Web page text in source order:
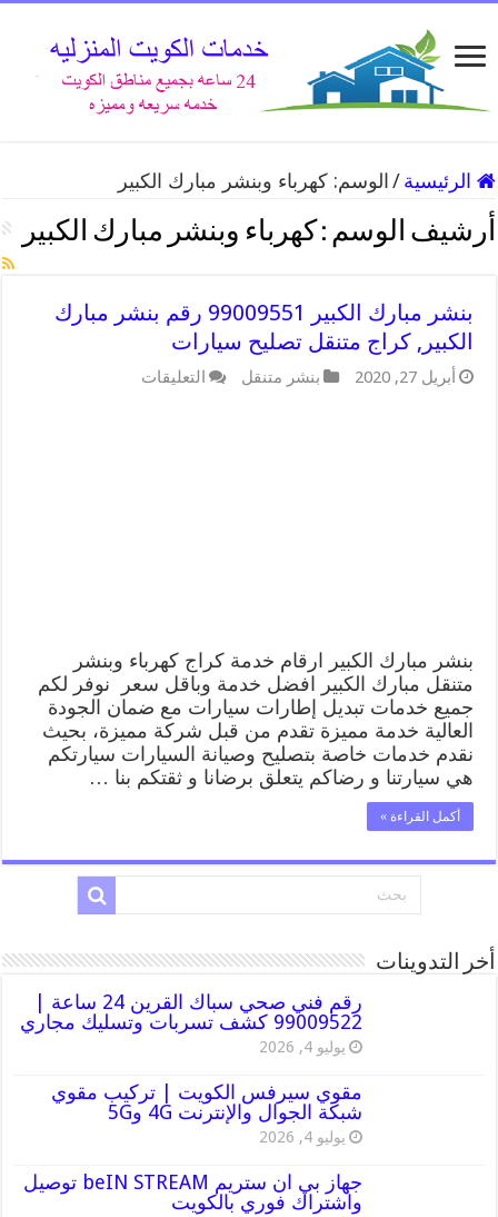
الرئيسية / الوسم:كهرباء وبنشر مبارك الكبير
أرشيف الوسم : كهرباء وبنشر مبارك الكبير
بنشر مبارك الكبير 99009551 رقم بنشر مبارك
الكبير, كراج متنقل تصليح سيارات
أبريل 27, 2020 بنشر متنقل التعليقات
بنشر مبارك الكبير ارقام خدمة كراج كهرباء وبنشر
متنقل مبارك الكبير افضل خدمة وباقل سعر نوفر لكم
جميع خدمات تبديل إطارات سيارات مع ضمان الجودة
العالية خدمة مميزة تقدم من قبل شركة مميزة، بحيث
نقدم خدمات خاصة بتصليح وصيانة السيارات سيارتكم
هي سيارتنا و رضاكم يتعلق برضانا و ثقتكم بنا …
أكمل القراءة »
أخر التدوينات
رقم فني صحي سباك القرين 24 ساعة |
99009522 كشف تسربات وتسليك مجاري
يوليو 4, 2026
مقوي سيرفس الكويت | تركيب مقوي
شبكة الجوال والإنترنت 4G و5G
يوليو 4, 2026
جهاز بي ان ستريم beIN STREAM توصيل
واشتراك فوري بالكويت